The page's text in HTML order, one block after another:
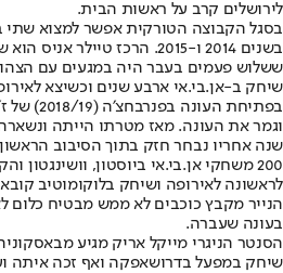
לירושלים קרב על ראשות הבית.
בשנים 2014 ו-2015. הרכז
ששלוש פעמים בעבר היה במגעים עם
שיחק ב-אן.בי.אי ארבע שנים וכשיצא
בפתיחת
וגמר את העונה. מאז מטרתו הייתה
שנה אחריו נבחר חזק בתוך הסיבוב
200 משחקי אן.בי.אי ביוסטון,
לראשונה לאירופה ושיחק בלוקומוטיב
הנייר מקבץ כוכבים לא ממש מבטיח כלום
בעונה שעברה.
הסנטר הניגרי מייקל אריק מגיע
שיחק במפעל בדרושאפקה ואף זכה איתה